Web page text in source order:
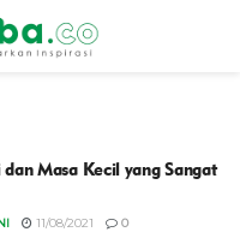
Masa Kecil yang Sangat
11/08/2021 0